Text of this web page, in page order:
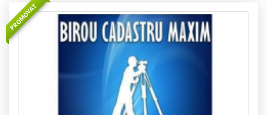
PROMOVAT